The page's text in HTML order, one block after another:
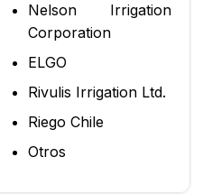
Nelson Irrigation
Corporation
ELGO
Rivulis Irrigation Ltd.
Riego Chile
Otros